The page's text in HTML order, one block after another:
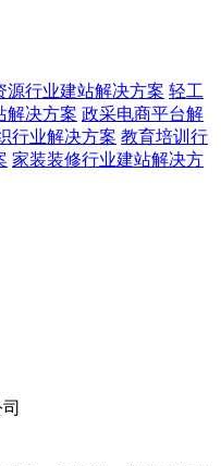
源行业建站解决方案 轻工
解决方案 政采电商平台解
行业解决方案 教育培训行
家装装修行业建站解决方